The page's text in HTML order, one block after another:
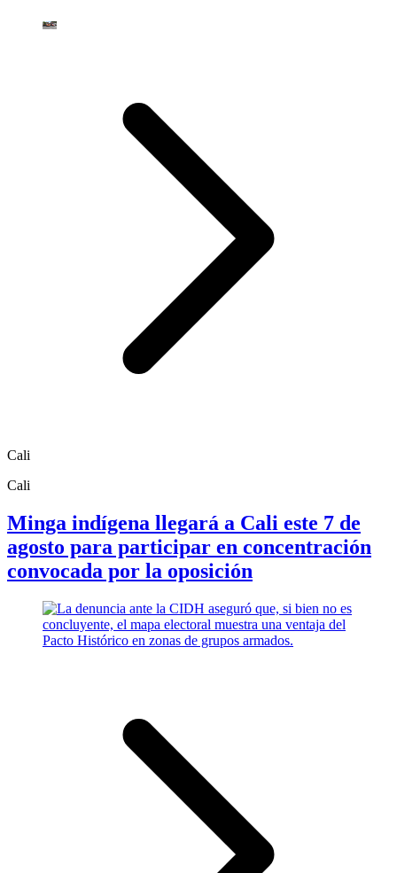
Cali
Cali
Minga indígena llegará a Cali este 7 de
agosto para participar en concentración
convocada por la oposición